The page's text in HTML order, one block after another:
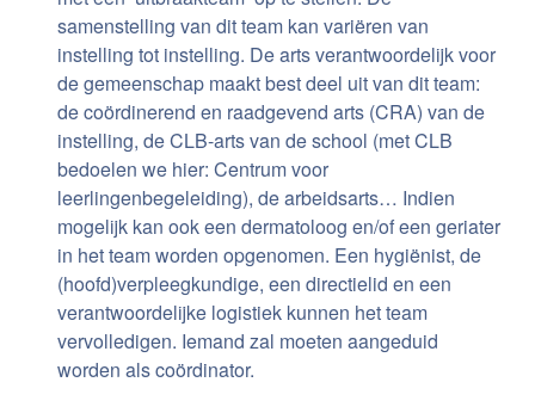
samenstelling van dit team kan variëren van
instelling tot instelling. De arts verantwoordelijk voor
de gemeenschap maakt best deel uit van dit team:
de coördinerend en raadgevend arts (CRA) van de
instelling, de CLB-arts van de school (met CLB
bedoelen we hier: Centrum voor
leerlingenbegeleiding), de arbeidsarts… Indien
mogelijk kan ook een dermatoloog en/of een geriater
in het team worden opgenomen. Een hygiënist, de
(hoofd)verpleegkundige, een directielid en een
verantwoordelijke logistiek kunnen het team
vervolledigen. Iemand zal moeten aangeduid
worden als coördinator.